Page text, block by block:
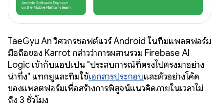
TaeGyu An วิศวกรซอฟต์แวร์ Android ในทีมแพลตฟอร์ม
มือถือของ Karrot กล่าวว่าการผสานรวม Firebase AI
Logic เข้ากับแอปเป็น "ประสบการณ์ที่ตรงไปตรงมาอย่าง
น่าทึ่ง" แทกยูและทีมใช้เอกสารประกอบและตัวอย่างโค้ด
ของแพลตฟอร์มเพื่อสร้างการพิสูจน์แนวคิดภายในเวลาไม่
ถึง 3 ชั่วโมง